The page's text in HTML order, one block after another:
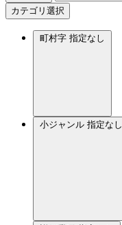
カテゴリ選択
町村字 指定なし
小ジャンル 指定なし